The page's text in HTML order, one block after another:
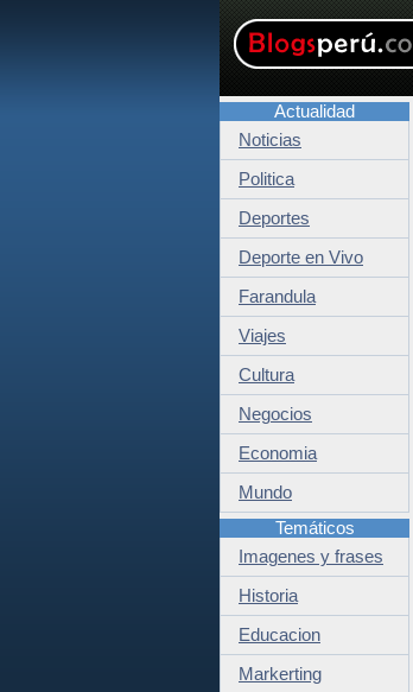
Actualidad
Noticias
Politica
Deportes
Deporte en Vivo
Farandula
Viajes
Cultura
Negocios
Economia
Mundo
Temáticos
Imagenes y frases
Historia
Educacion
Markerting